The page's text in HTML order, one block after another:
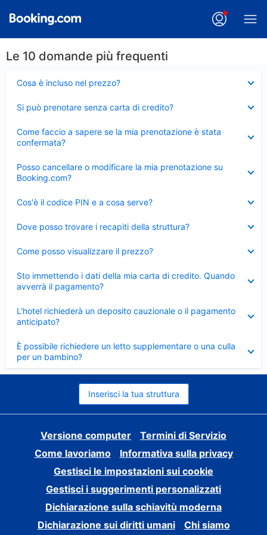
Le 10 domande più frequenti
Cosa è incluso nel prezzo?
chiuso
Si può prenotare senza carta di credito?
chiuso
Come faccio a sapere se la mia prenotazione è stata
confermata?
chiuso
Posso cancellare o modificare la mia prenotazione su
Booking.com?
chiuso
Cos'è il codice PIN e a cosa serve?
chiuso
Dove posso trovare i recapiti della struttura?
chiuso
Come posso visualizzare il prezzo?
chiuso
Sto immettendo i dati della mia carta di credito. Quando
avverrà il pagamento?
chiuso
L’hotel richiederà un deposito cauzionale o il pagamento
anticipato?
chiuso
È possibile richiedere un letto supplementare o una culla
per un bambino?
Elemento
chiuso
Inserisci la tua struttura
Versione computer
Termini di Servizio
Come lavoriamo
Informativa sulla privacy
Gestisci le impostazioni sui cookie
Gestisci i suggerimenti personalizzati
Dichiarazione sulla schiavitù moderna
Dichiarazione sui diritti umani
Chi siamo